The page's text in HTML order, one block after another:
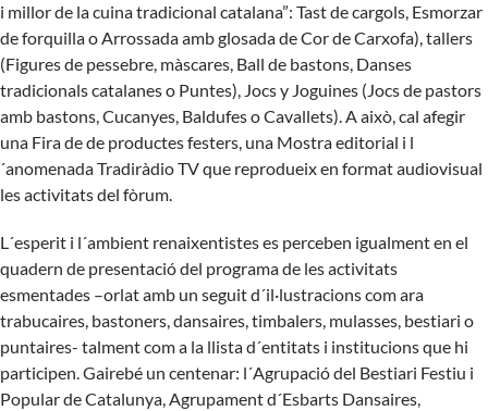
i millor de la cuina tradicional catalana”: Tast de cargols, Esmorzar
de forquilla o Arrossada amb glosada de Cor de Carxofa), tallers
(Figures de pessebre, màscares, Ball de bastons, Danses
tradicionals catalanes o Puntes), Jocs y Joguines (Jocs de pastors
amb bastons, Cucanyes, Baldufes o Cavallets). A això, cal afegir
una Fira de de productes festers, una Mostra editorial i l
´anomenada Tradiràdio TV que reprodueix en format audiovisual
les activitats del fòrum.
L´esperit i l´ambient renaixentistes es perceben igualment en el
quadern de presentació del programa de les activitats
esmentades –orlat amb un seguit d´il·lustracions com ara
trabucaires, bastoners, dansaires, timbalers, mulasses, bestiari o
puntaires- talment com a la llista d´entitats i institucions que hi
participen. Gairebé un centenar: l´Agrupació del Bestiari Festiu i
Popular de Catalunya, Agrupament d´Esbarts Dansaires,